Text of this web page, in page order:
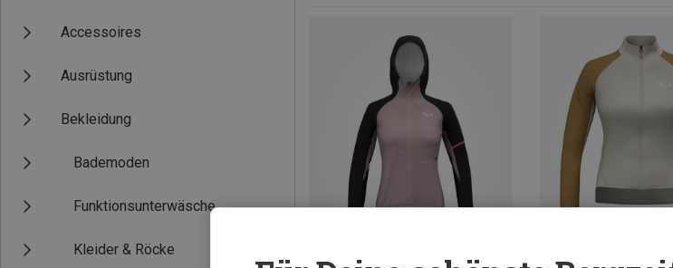
Accessoires
Ausrüstung
Bekleidung
Bademoden
Funktionsunterwäsche
Kleider & Röcke